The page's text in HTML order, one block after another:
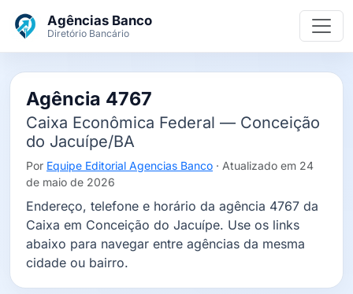
Agências Banco
Diretório Bancário
Agência 4767
Caixa Econômica Federal — Conceição
do Jacuípe/BA
Por Equipe Editorial Agencias Banco · Atualizado em 24
de maio de 2026
Endereço, telefone e horário da agência 4767 da
Caixa em Conceição do Jacuípe. Use os links
abaixo para navegar entre agências da mesma
cidade ou bairro.